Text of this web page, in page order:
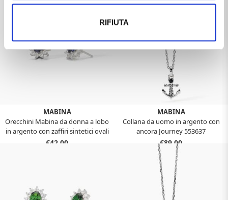
RIFIUTA
MABINA
Orecchini Mabina da donna a lobo
in argento con zaffiri sintetici ovali
563716
€42,00
MABINA
Collana da uomo in argento con
ancora Journey 553637
€89,00